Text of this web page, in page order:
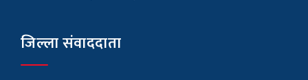
जिल्ला संवाददाता